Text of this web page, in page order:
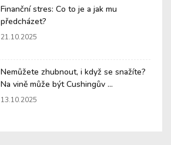
Finanční stres: Co to je a jak mu
předcházet?
21.10.2025
Nemůžete zhubnout, i když se snažíte?
Na vině může být Cushingův ...
13.10.2025